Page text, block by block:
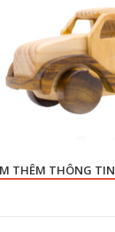
THÊM THÔNG TIN